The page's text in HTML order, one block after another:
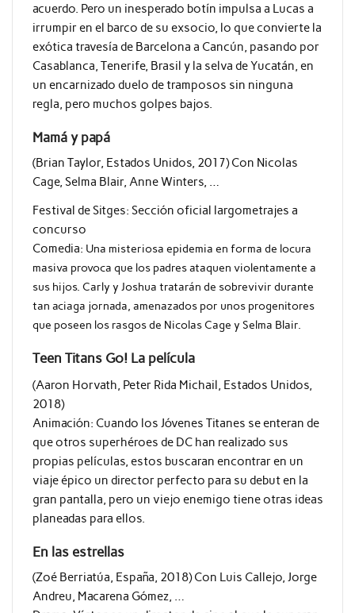
acuerdo. Pero un inesperado botín impulsa a Lucas a
irrumpir en el barco de su exsocio, lo que convierte la
exótica travesía de Barcelona a Cancún, pasando por
Casablanca, Tenerife, Brasil y la selva de Yucatán, en
un encarnizado duelo de tramposos sin ninguna
regla, pero muchos golpes bajos.
Mamá y papá
(Brian Taylor, Estados Unidos, 2017) Con Nicolas
Cage, Selma Blair, Anne Winters, …
Festival de Sitges: Sección oficial largometrajes a
concurso
Comedia: Una misteriosa epidemia en forma de locura
masiva provoca que los padres ataquen violentamente a
sus hijos. Carly y Joshua tratarán de sobrevivir durante
tan aciaga jornada, amenazados por unos progenitores
que poseen los rasgos de Nicolas Cage y Selma Blair.
Teen Titans Go! La película
(Aaron Horvath, Peter Rida Michail, Estados Unidos,
2018)
Animación: Cuando los Jóvenes Titanes se enteran de
que otros superhéroes de DC han realizado sus
propias películas, estos buscaran encontrar en un
viaje épico un director perfecto para su debut en la
gran pantalla, pero un viejo enemigo tiene otras ideas
planeadas para ellos.
En las estrellas
(Zoé Berriatúa, España, 2018) Con Luis Callejo, Jorge
Andreu, Macarena Gómez, …